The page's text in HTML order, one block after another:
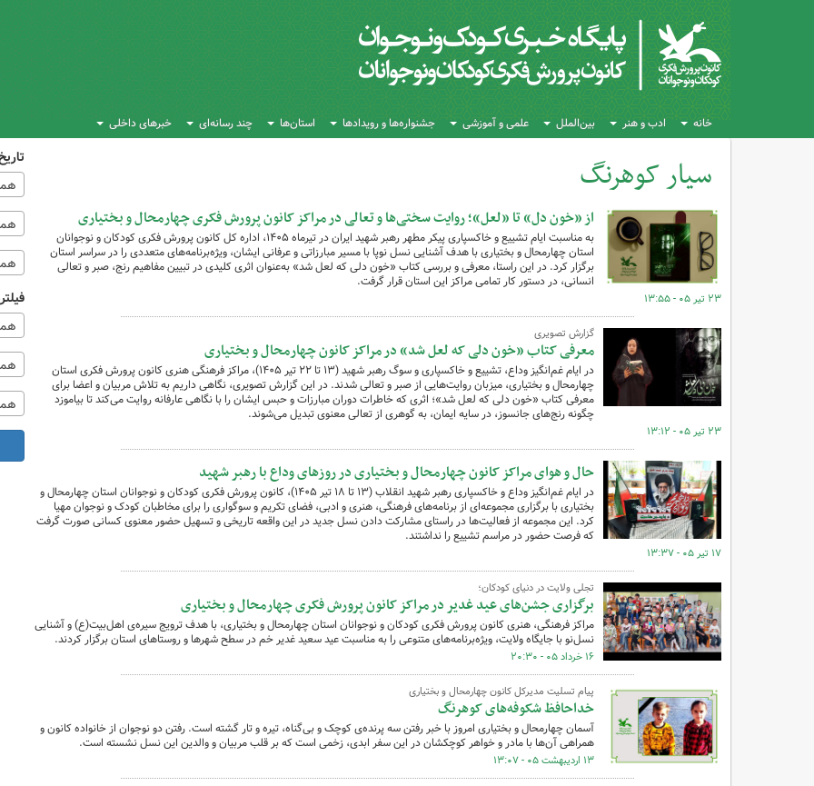
خانه ادب و هنر بین‌الملل علمی و آموزشی جشنواره‌ها و رویدادها استان‌ها چند رسانه‌ای خبرهای داخلی
سیار کوهرنگ
کل اخبار:16 از «خون دل» تا «لعل»؛ روایت سختی‌ها و تعالی در مراکز کانون پرورش فکری چهارمحال و بختیاری
به مناسبت ایام تشییع و خاکسپاری پیکر مطهر رهبر شهید ایران در تیرماه ۱۴۰۵، اداره کل کانون پرورش فکری کودکان و نوجوانان
استان چهارمحال و بختیاری با هدف آشنایی نسل نوپا با مسیر مبارزاتی و عرفانی ایشان، ویژه‌برنامه‌های متعددی را در سراسر استان
برگزار کرد. در این راستا، معرفی و بررسی کتاب «خون دلی که لعل شد» به‌عنوان اثری کلیدی در تبیین مفاهیم رنج، صبر و تعالی
انسانی، در دستور کار تمامی مراکز این استان قرار گرفت.
۲۳ تیر ۰۵ - ۱۳:۵۵
گزارش تصویری
معرفی کتاب «خون دلی که لعل شد» در مراکز کانون چهارمحال و بختیاری
در ایام غم‌انگیز وداع، تشییع و خاکسپاری و سوگ رهبر شهید (۱۳ تا ۲۲ تیر ۱۴۰۵)، مراکز فرهنگی‌ هنری کانون پرورش فکری استان
چهارمحال و بختیاری، میزبان روایت‌هایی از صبر و تعالی شدند. در این گزارش تصویری، نگاهی داریم به تلاش مربیان و اعضا برای
معرفی کتاب «خون دلی که لعل شد»؛ اثری که خاطرات دوران مبارزات و حبس ایشان را با نگاهی عارفانه روایت می‌کند تا بیاموزد
چگونه رنج‌های جانسوز، در سایه ایمان، به گوهری از تعالی معنوی تبدیل می‌شوند.
۲۳ تیر ۰۵ - ۱۳:۱۲
حال و هوای مراکز کانون چهارمحال و بختیاری در روزهای وداع با رهبر شهید
در ایام غم‌انگیز وداع و خاکسپاری رهبر شهید انقلاب (۱۳ تا ۱۸ تیر ۱۴۰۵)، کانون پرورش فکری کودکان و نوجوانان استان چهارمحال و
بختیاری با برگزاری مجموعه‌ای از برنامه‌های فرهنگی، هنری و ادبی، فضای تکریم و سوگواری را برای مخاطبان کودک و نوجوان مهیا
کرد. این مجموعه از فعالیت‌ها در راستای مشارکت دادن نسل جدید در این واقعه تاریخی و تسهیل حضور معنوی کسانی صورت گرفت
که فرصت حضور در مراسم تشییع را نداشتند.
۱۷ تیر ۰۵ - ۱۳:۳۷
تجلی ولایت در دنیای کودکان؛
برگزاری جشن‌های عید غدیر در مراکز کانون پرورش فکری چهارمحال و بختیاری
مراکز فرهنگی، هنری کانون پرورش فکری کودکان و نوجوانان استان چهارمحال و بختیاری، با هدف ترویج سیره‌ی اهل‌بیت(ع) و آشنایی
نسل‌نو با جایگاه ولایت، ویژه‌برنامه‌های متنوعی را به مناسبت عید سعید غدیر خم در سطح شهرها و روستاهای استان برگزار کردند.
۱۶ خرداد ۰۵ - ۲۰:۳۰
پیام تسلیت مدیرکل کانون چهارمحال و بختیاری
خداحافظ شکوفه‌های کوهرنگ
آسمان چهارمحال و بختیاری امروز با خبر رفتن سه پرنده‌ی کوچک و بی‌گناه، تیره و تار گشته است. رفتن دو نوجوان از خانواده کانون و
همراهی آن‌ها با مادر و خواهر کوچکشان در این سفر ابدی، زخمی است که بر قلب مربیان و والدین این نسل نشسته است.
۱۳ اردیبهشت ۰۵ - ۱۳:۰۷